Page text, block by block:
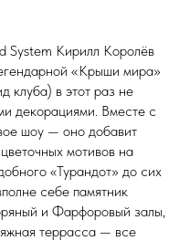
System Кирилл Королёв
«Крыши мира»
клуба) в этот раз не
декорациями. Вместе с
шоу — оно добавит
мотивов на
«Турандот» до сих
себе памятник
и Фарфоровый залы,
террасса — все